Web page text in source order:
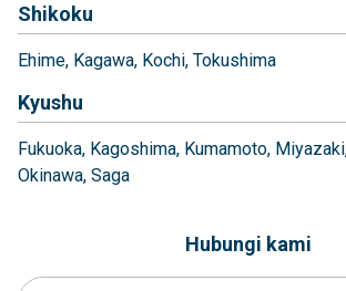
Shikoku
Ehime Kagawa Kochi Tokushima
Kyushu
Fukuoka Kagoshima Kumamoto Miyazaki
Okinawa Saga
Hubungi kami